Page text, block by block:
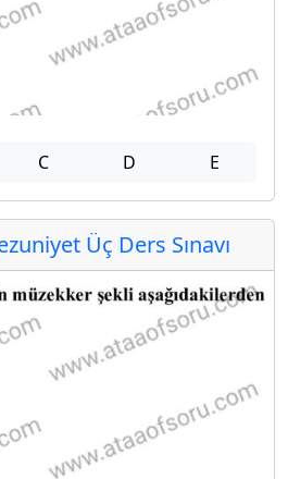
C D E
Üç Ders Sınavı